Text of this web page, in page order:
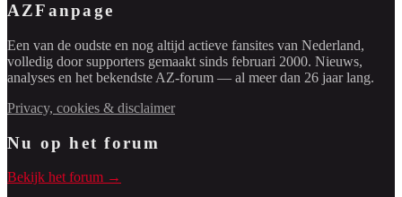
AZFanpage
Een van de oudste en nog altijd actieve fansites van Nederland,
volledig door supporters gemaakt sinds februari 2000. Nieuws,
analyses en het bekendste AZ-forum — al meer dan 26 jaar lang.
Privacy, cookies & disclaimer
Nu op het forum
Bekijk het forum →